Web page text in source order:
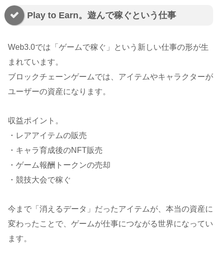
Play to Earn。遊んで稼ぐという仕事
Web3.0では「ゲームで稼ぐ」という新しい仕事の形が生
まれています。
ブロックチェーンゲームでは、アイテムやキャラクターが
ユーザーの資産になります。
収益ポイント。
・レアアイテムの販売
・キャラ育成後のNFT販売
・ゲーム報酬トークンの売却
・競技大会で稼ぐ
今まで「消えるデータ」だったアイテムが、本当の資産に
変わったことで、ゲームが仕事につながる世界になってい
ます。